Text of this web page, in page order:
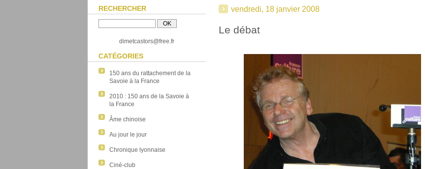
RECHERCHER
dimetcastors@free.fr
CATÉGORIES
150 ans du rattachement de la
Savoie à la France
2010 : 150 ans de la Savoie à
la France
Âme chinoise
Au jour le jour
Chronique lyonnaise
Ciné-club
vendredi, 18 janvier 2008
Le débat